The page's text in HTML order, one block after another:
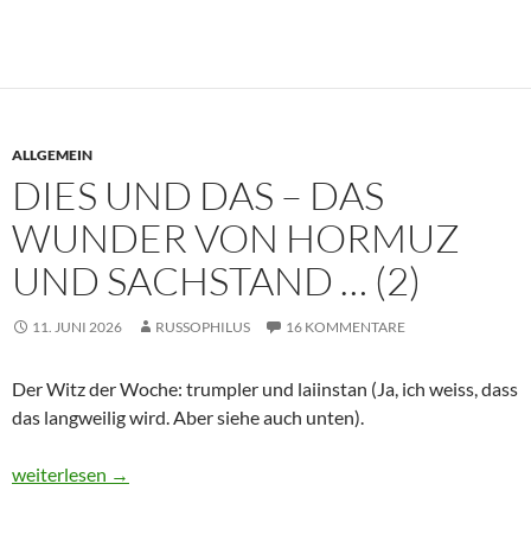
ALLGEMEIN
DIES UND DAS – DAS
WUNDER VON HORMUZ
UND SACHSTAND … (2)
11. JUNI 2026 RUSSOPHILUS 16 KOMMENTARE
Der Witz der Woche: trumpler und laiinstan (Ja, ich weiss, dass
das langweilig wird. Aber siehe auch unten).
Dies und Das – Das Wunder von Hormuz und Sachstand … (2)
weiterlesen →